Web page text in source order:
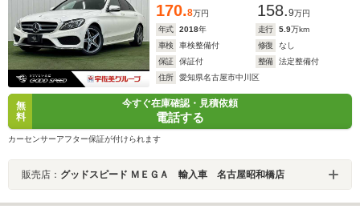
170.8万円 158.9万円
年式
2018年 走行 5.9万km
車検
車検整備付 修復
なし
保証
保証付 整備
法定整備付
住所
愛知県名古屋市中川区
無
料
今すぐ在庫確認・見積依頼
電話する
カーセンサーアフター保証が付けられます
販売店： グッドスピード ＭＥＧＡ 輸入車 名古屋昭和橋店